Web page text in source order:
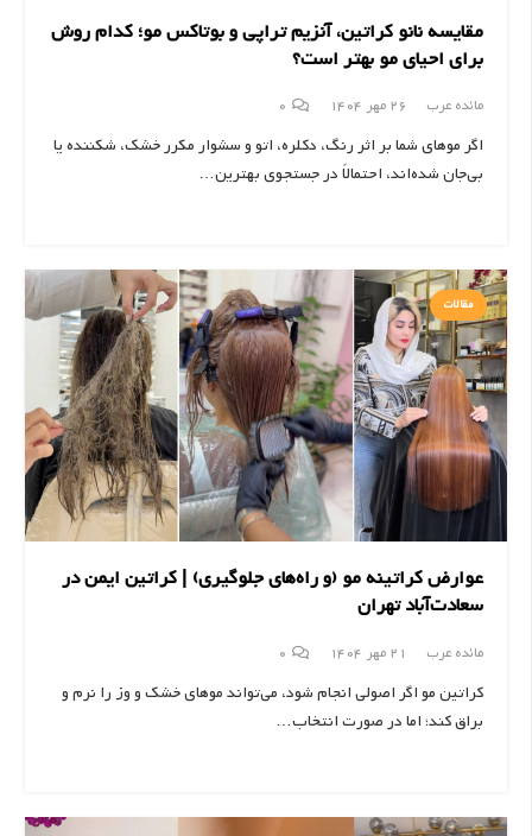
مقایسه نانو کراتین، آنزیم تراپی و بوتاکس مو؛ کدام روش
برای احیای مو بهتر است؟
مائده عرب 26 مهر 1404 0
اگر موهای شما بر اثر رنگ، دکلره، اتو و سشوار مکرر خشک، شکننده یا
بی‌جان شده‌اند، احتمالاً در جستجوی بهترین…
مقالات
عوارض کراتینه مو (و راه‌های جلوگیری) | کراتین ایمن در
سعادت‌آباد تهران
مائده عرب 21 مهر 1404 0
کراتین مو اگر اصولی انجام شود، می‌تواند موهای خشک و وز را نرم و
براق کند؛ اما در صورت انتخاب…